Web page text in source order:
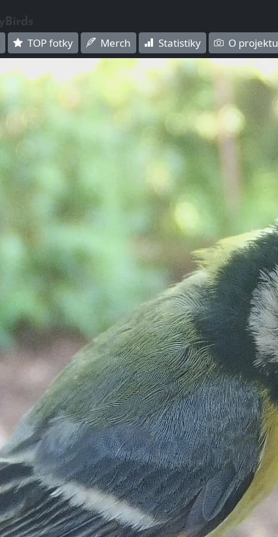
TOP fotky Merch Statistiky O projektu